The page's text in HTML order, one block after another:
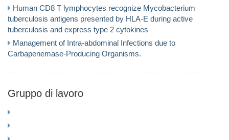
Human CD8 T lymphocytes recognize Mycobacterium
tuberculosis antigens presented by HLA-E during active
tuberculosis and express type 2 cytokines
Management of Intra-abdominal Infections due to
Carbapenemase-Producing Organisms.
Gruppo di lavoro